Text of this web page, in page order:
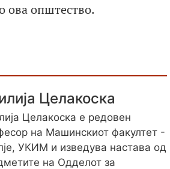
општество.
Целакоска
Целакоска е редовен
на Машинскиот факултет -
УКИМ и изведува настава од
на Одделот за